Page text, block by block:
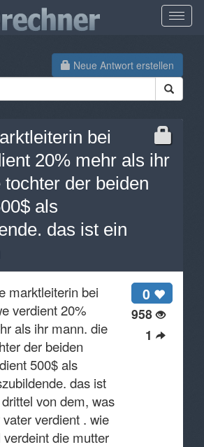
Neue Antwort erstellen
bei
20% mehr als ihr
tochter der beiden
als
das ist ein
0
958
1
marktleiterin bei
verdient 20%
als ihr mann. die
der beiden
500$ als
das ist
von dem, was
vater verdient . wie
verdeint die mutter